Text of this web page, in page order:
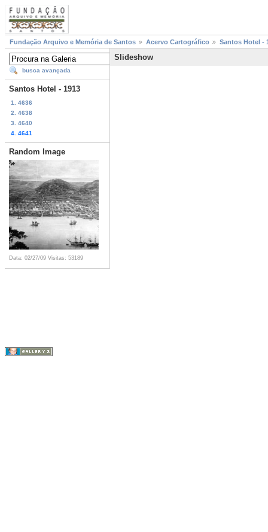
Fundação Arquivo e Memória de Santos Acervo Cartográfico Santos Hotel -
busca avançada
Santos Hotel - 1913
1. 4636
2. 4638
3. 4640
4. 4641
Random Image
Data: 02/27/09 Visitas: 53189
Slideshow